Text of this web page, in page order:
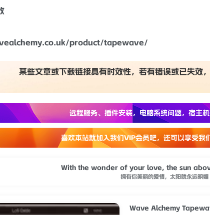
product/tapewave/
某些文章或下载链接具有时效性，若有错误或已失效
远程服务、插件安装，电脑系统问题，宿主
喜欢本站就加入我们VIP会员吧，还可以享受我
With the wonder of your love, the sun
拥有你美丽的爱情，太阳就永远明媚
Wave Alchemy